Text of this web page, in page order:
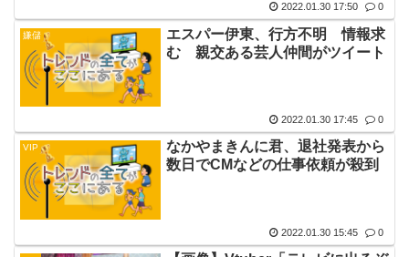
2022.01.30 17:50 0
嫌儲
エスパー伊東、行方不明 情報求
む 親交ある芸人仲間がツイート
2022.01.30 17:45 0
VIP
なかやまきんに君、退社発表から
数日でCMなどの仕事依頼が殺到
2022.01.30 15:45 0